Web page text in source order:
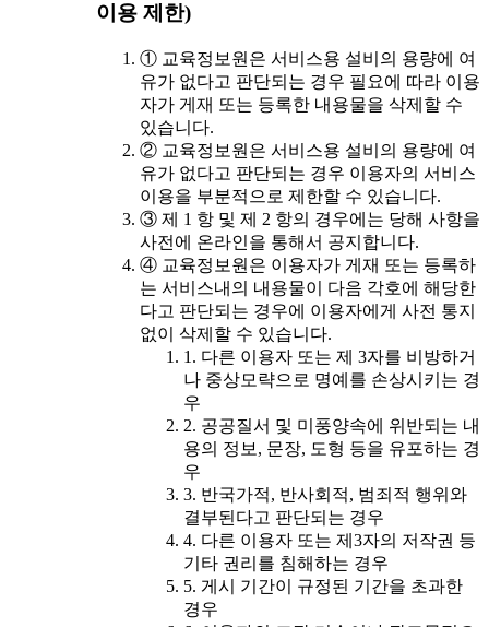
이용 제한)
① 교육정보원은 서비스용 설비의 용량에 여
유가 없다고 판단되는 경우 필요에 따라 이용
자가 게재 또는 등록한 내용물을 삭제할 수
있습니다.
② 교육정보원은 서비스용 설비의 용량에 여
유가 없다고 판단되는 경우 이용자의 서비스
이용을 부분적으로 제한할 수 있습니다.
③ 제 1 항 및 제 2 항의 경우에는 당해 사항을
사전에 온라인을 통해서 공지합니다.
④ 교육정보원은 이용자가 게재 또는 등록하
는 서비스내의 내용물이 다음 각호에 해당한
다고 판단되는 경우에 이용자에게 사전 통지
없이 삭제할 수 있습니다.
1. 다른 이용자 또는 제 3자를 비방하거
나 중상모략으로 명예를 손상시키는 경
우
2. 공공질서 및 미풍양속에 위반되는 내
용의 정보, 문장, 도형 등을 유포하는 경
우
3. 반국가적, 반사회적, 범죄적 행위와
결부된다고 판단되는 경우
4. 다른 이용자 또는 제3자의 저작권 등
기타 권리를 침해하는 경우
5. 게시 기간이 규정된 기간을 초과한
경우